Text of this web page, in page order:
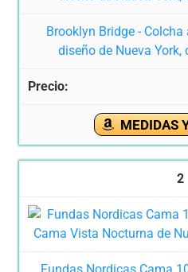
Brooklyn Bridge -
diseño de Nueva
MEDIDAS
2
Fundas Nordicas Cama